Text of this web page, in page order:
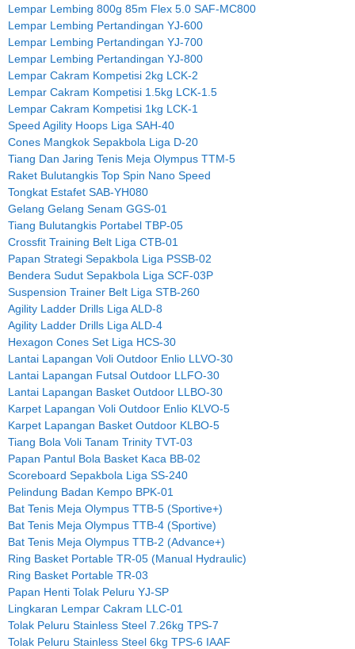
Lempar Lembing 800g 85m Flex 5.0 SAF-MC800
Lempar Lembing Pertandingan YJ-600
Lempar Lembing Pertandingan YJ-700
Lempar Lembing Pertandingan YJ-800
Lempar Cakram Kompetisi 2kg LCK-2
Lempar Cakram Kompetisi 1.5kg LCK-1.5
Lempar Cakram Kompetisi 1kg LCK-1
Speed Agility Hoops Liga SAH-40
Cones Mangkok Sepakbola Liga D-20
Tiang Dan Jaring Tenis Meja Olympus TTM-5
Raket Bulutangkis Top Spin Nano Speed
Tongkat Estafet SAB-YH080
Gelang Gelang Senam GGS-01
Tiang Bulutangkis Portabel TBP-05
Crossfit Training Belt Liga CTB-01
Papan Strategi Sepakbola Liga PSSB-02
Bendera Sudut Sepakbola Liga SCF-03P
Suspension Trainer Belt Liga STB-260
Agility Ladder Drills Liga ALD-8
Agility Ladder Drills Liga ALD-4
Hexagon Cones Set Liga HCS-30
Lantai Lapangan Voli Outdoor Enlio LLVO-30
Lantai Lapangan Futsal Outdoor LLFO-30
Lantai Lapangan Basket Outdoor LLBO-30
Karpet Lapangan Voli Outdoor Enlio KLVO-5
Karpet Lapangan Basket Outdoor KLBO-5
Tiang Bola Voli Tanam Trinity TVT-03
Papan Pantul Bola Basket Kaca BB-02
Scoreboard Sepakbola Liga SS-240
Pelindung Badan Kempo BPK-01
Bat Tenis Meja Olympus TTB-5 (Sportive+)
Bat Tenis Meja Olympus TTB-4 (Sportive)
Bat Tenis Meja Olympus TTB-2 (Advance+)
Ring Basket Portable TR-05 (Manual Hydraulic)
Ring Basket Portable TR-03
Papan Henti Tolak Peluru YJ-SP
Lingkaran Lempar Cakram LLC-01
Tolak Peluru Stainless Steel 7.26kg TPS-7
Tolak Peluru Stainless Steel 6kg TPS-6 IAAF